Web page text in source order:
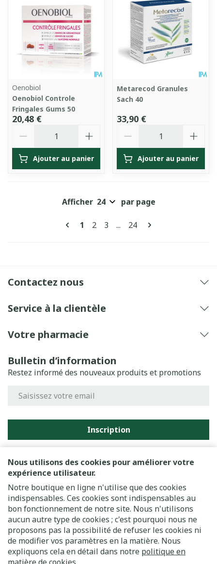
Nous utilisons des cookies pour améliorer votre
expérience utilisateur.
Notre boutique en ligne n'utilise que des cookies
indispensables. Ces cookies sont indispensables au
bon fonctionnement de notre site. Nous n'utilisons
aucun autre type de cookies ; c'est pourquoi nous ne
proposons pas la possibilité de refuser les cookies ni
de modifier vos paramètres en la matière. Nous
expliquons cela en détail dans notre politique en
Oenobiol
Oenobiol Controle
Fringales Gums 50
20,48 €
Ajouter au panier
Metarecod Granules
Sach 40
33,90 €
Ajouter au panier
Pages
Vous lisez actuellement la page
1 Page
2 Page
3 ... Page
24
Afficher par page
Contactez nous
Service à la clientèle
Votre pharmacie
Bulletin d’information
Restez informé des nouveaux produits et promotions
Inscription
En cliquant sur s'abonner, vous vous abonnez à notre
newsletter et acceptez notrepolitique de confidentialité.
Liens légaux